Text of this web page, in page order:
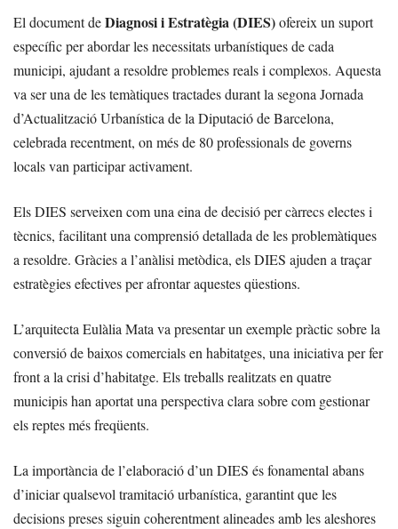
El document deDiagnosi i Estratègia (DIES)ofereix un suport
específic per abordar les necessitats urbanístiques de cada
municipi, ajudant a resoldre problemes reals i complexos. Aquesta
va ser una de les temàtiques tractades durant la segona Jornada
d’Actualització Urbanística de la Diputació de Barcelona,
celebrada recentment, on més de 80 professionals de governs
locals van participar activament.
Els DIES serveixen com una eina de decisió per càrrecs electes i
tècnics, facilitant una comprensió detallada de les problemàtiques
a resoldre. Gràcies a l’anàlisi metòdica, els DIES ajuden a traçar
estratègies efectives per afrontar aquestes qüestions.
L’arquitecta Eulàlia Mata va presentar un exemple pràctic sobre la
conversió de baixos comercials en habitatges, una iniciativa per fer
front a la crisi d’habitatge. Els treballs realitzats en quatre
municipis han aportat una perspectiva clara sobre com gestionar
els reptes més freqüents.
La importància de l’elaboració d’un DIES és fonamental abans
d’iniciar qualsevol tramitació urbanística, garantint que les
decisions preses siguin coherentment alineades amb les aleshores